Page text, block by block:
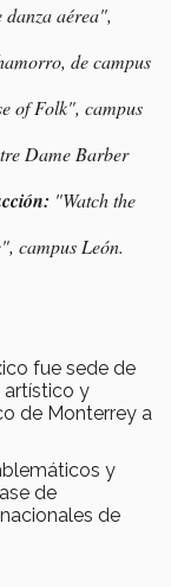
aérea",
de campus
of Folk", campus
Dame Barber
"Watch the
campus León.
fue sede de
artístico y
de Monterrey a
y
de
de